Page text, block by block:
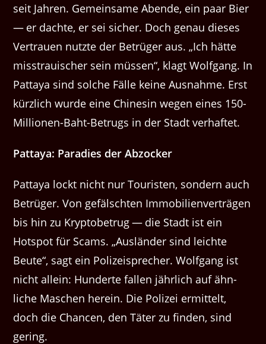
seit Jahren. Gemein­same Abende, ein paar Bier
— er dachte, er sei sich­er. Doch genau dieses
Ver­trauen nutzte der Betrüger aus. ​„Ich hätte
mis­strauis­ch­er sein müssen“, klagt Wolf­gang. In
Pat­taya sind solche Fälle keine Aus­nahme. Erst
kür­zlich wurde eine Chi­nesin wegen eines 150-
Mil­lio­nen-Baht-Betrugs in der Stadt verhaftet.
Pat­taya: Paradies der Abzocker
Pat­taya lockt nicht nur Touris­ten, son­dern auch
Betrüger. Von gefälscht­en Immo­bilien­verträ­gen
bis hin zu Kryp­to­be­trug — die Stadt ist ein
Hotspot für Scams. ​„Aus­län­der sind leichte
Beute“, sagt ein Polizeis­prech­er. Wolf­gang ist
nicht allein: Hun­derte fall­en jährlich auf ähn­
liche Maschen here­in. Die Polizei ermit­telt,
doch die Chan­cen, den Täter zu find­en, sind
gering.